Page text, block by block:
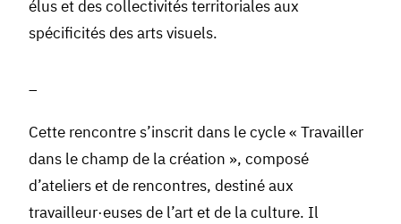
élus et des collectivités territoriales aux
spécificités des arts visuels.
Cette rencontre s’inscrit dans le cycle « Travailler
dans le champ de la création », composé
d’ateliers et de rencontres, destiné aux
travailleur·euses de l’art et de la culture. Il